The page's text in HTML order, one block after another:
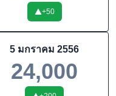
+50
5 มกราคม 2556
24,000